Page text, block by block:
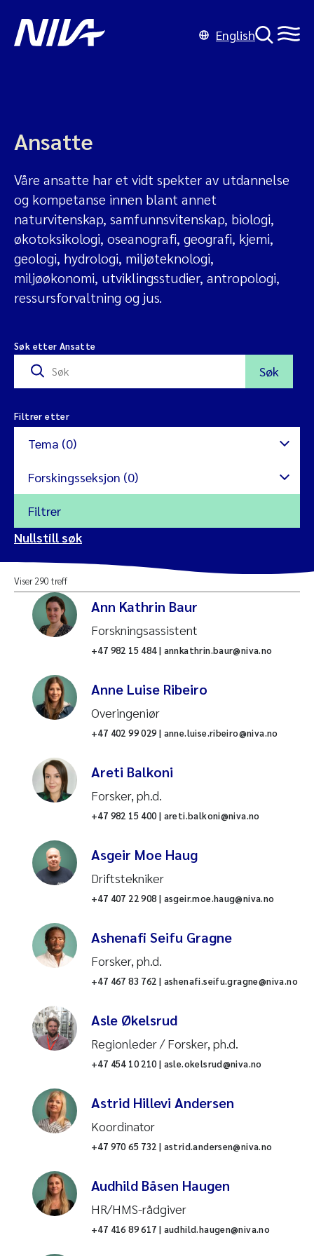
English
Ansatte
Våre ansatte har et vidt spekter av utdannelse
og kompetanse innen blant annet
naturvitenskap, samfunnsvitenskap, biologi,
økotoksikologi, oseanografi, geografi, kjemi,
geologi, hydrologi, miljøteknologi,
miljøøkonomi, utviklingsstudier, antropologi,
ressursforvaltning og jus.
Søk etter Ansatte
Søk
Filtrer etter
Tema (0)
Blå skog
Datavitenskap
Fiskevelferd
Fjorder
Forsuring i ferskvann
Forurensning
Fosfor
Gyrodactylus salaris
Industriforurensning
Invaderende arter
Kantsoner
Kartlegging av naturtyper
Kjemikalier
Kjemisk analyse
Kystformørkning
Nullstill
Forskingsseksjon (0)
Internasjonalt miljø og utvikling
Miljøinformatikk
Ferskvannsøkologi
Økotoksikologi og risikovurdering
Oseanografi
Nedbørfeltprosesser
Forskningsinfrastruktur
Vann og samfunn
Kommunikasjon
Prosjektsenteret
Økonomi
Vannkjemiske analyser
miljøteknologi
Akvakultur
Filtrer
Nullstill søk
Viser 290 treff
Ann Kathrin Baur
Forskningsassistent
+47 982 15 484 | annkathrin.baur@niva.no
Anne Luise Ribeiro
Overingeniør
+47 402 99 029 | anne.luise.ribeiro@niva.no
Areti Balkoni
Forsker, ph.d.
+47 982 15 400 | areti.balkoni@niva.no
Asgeir Moe Haug
Driftstekniker
+47 407 22 908 | asgeir.moe.haug@niva.no
Ashenafi Seifu Gragne
Forsker, ph.d.
+47 467 83 762 | ashenafi.seifu.gragne@niva.no
Asle Økelsrud
Regionleder / Forsker, ph.d.
+47 454 10 210 | asle.okelsrud@niva.no
Astrid Hillevi Andersen
Koordinator
+47 970 65 732 | astrid.andersen@niva.no
Audhild Båsen Haugen
HR/HMS-rådgiver
+47 416 89 617 | audhild.haugen@niva.no